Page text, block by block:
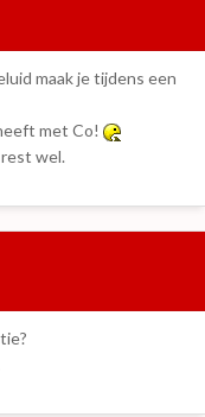
maak je tijdens een
met Co!
wel.